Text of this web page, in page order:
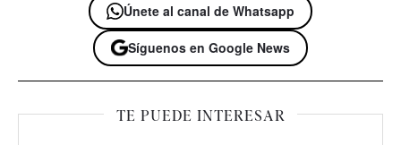
Únete al canal de Whatsapp
Síguenos en Google News
TE PUEDE INTERESAR